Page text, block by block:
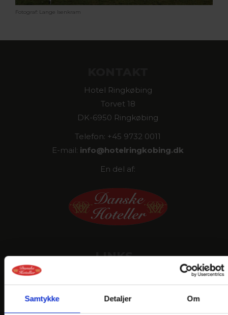
Samtykke Detaljer Om
Fotograf: Lange Isenkram
Hotel Ringkøbing
Torvet 18
DK-6950 Ringkøbing
Telefon: +45 9732 0011
E-mail: info@hotelringkobing.dk
En del af:
LINKS